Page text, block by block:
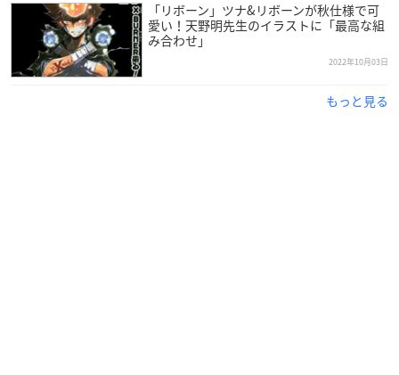
「リボーン」ツナ&リボーンが秋仕様で可
愛い！天野明先生のイラストに「最高な組
み合わせ」
2022年10月03日
もっと見る